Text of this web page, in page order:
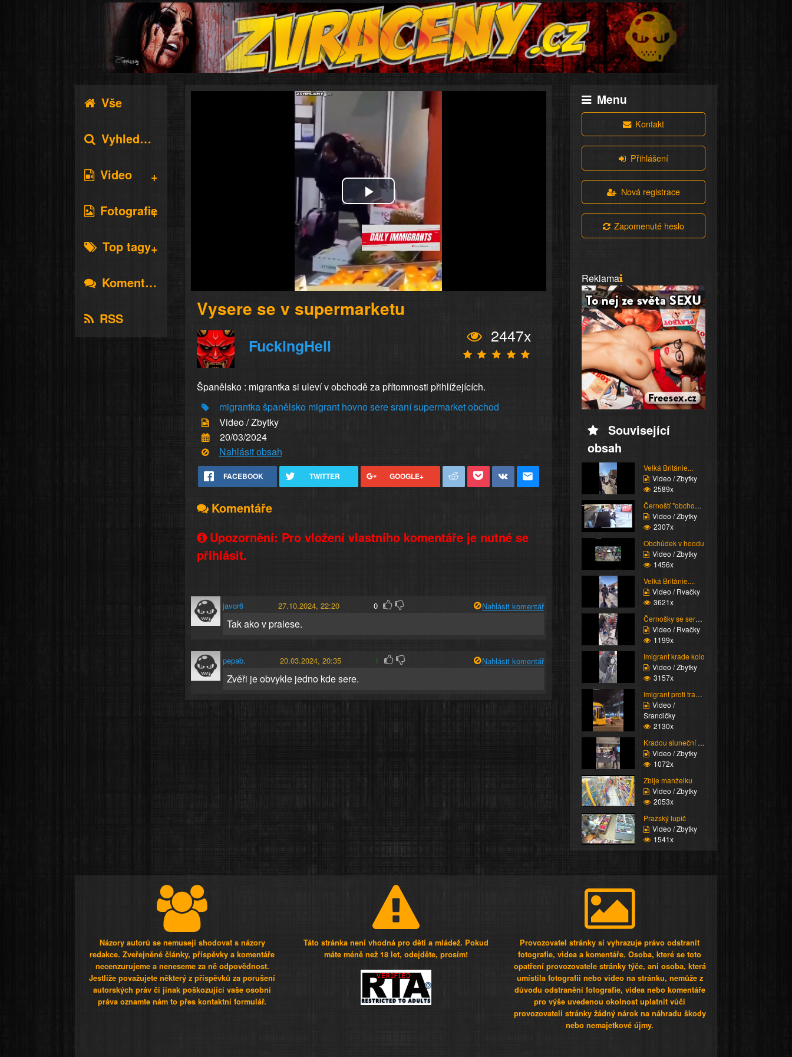
Vše
Vyhledávání
Video
Fotografie
Top tagy
Komentáře
RSS
Play
Video
Vysere se v supermarketu
FuckingHell
2447x
Španělsko : migrantka si uleví v obchodě za přítomnosti přihlížejících.
migrantkašpanělsko migrant hovnoseresranísupermarketobchod
Video / Zbytky
20/03/2024
Nahlásit obsah
FACEBOOK TWITTER GOOGLE+
Komentáře
Upozornění: Pro vložení vlastního komentáře je nutné se
přihlásit.
javor6 27.10.2024, 22:20 0 Nahlásit komentář
Tak ako v pralese.
pepab. 20.03.2024, 20:35 1 Nahlásit komentář
Zvěři je obvykle jedno kde sere.
Menu
Kontakt
Přihlášení
Nová registrace
Zapomenuté heslo
Reklama
Související
obsah
Velká Británie...
Video / Zbytky
2589x
Černoští "obchodníci"
Video / Zbytky
2307x
Obchůdek v hoodu
Video / Zbytky
1456x
Velká Británie....
Video / Rvačky
3621x
Černošky se servou
Video / Rvačky
1199x
Imigrant krade kolo
Video / Zbytky
3157x
Imigrant proti tramvaj...
Video /
Srandičky
2130x
Kradou sluneční brýle
Video / Zbytky
1072x
Zbije manželku
Video / Zbytky
2053x
Pražský lupič
Video / Zbytky
1541x
Názory autorů se nemusejí shodovat s názory
redakce. Zveřejněné články, příspěvky a komentáře
necenzurujeme a neneseme za ně odpovědnost.
Jestliže považujete některý z příspěvků za porušení
autorských práv či jinak poškozující vaše osobní
práva oznamte nám to přes kontaktní formulář.
Táto stránka není vhodná pro děti a mládež. Pokud
máte méně než 18 let, odejděte, prosím!
Provozovatel stránky si vyhrazuje právo odstranit
fotografie, videa a komentáře. Osoba, které se toto
opatření provozovatele stránky týče, ani osoba, která
umístila fotografii nebo video na stránku, nemůže z
důvodu odstranění fotografie, videa nebo komentáře
pro výše uvedenou okolnost uplatnit vůči
provozovateli stránky žádný nárok na náhradu škody
nebo nemajetkové újmy.